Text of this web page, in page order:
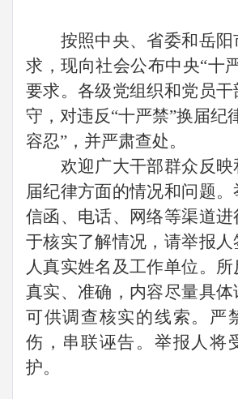
按照中央、省委和岳阳
求，现向社会公布中央“十
要求。各级党组织和党员
守，对违反“十严禁”换届纪
容忍”，并严肃查处。
欢迎广大干部群众反映
届纪律方面的情况和问题
信函、电话、网络等渠道
于核实了解情况，请举报
人真实姓名及工作单位。
真实、准确，内容尽量具
可供调查核实的线索。严
伤，串联诬告。举报人将
护。